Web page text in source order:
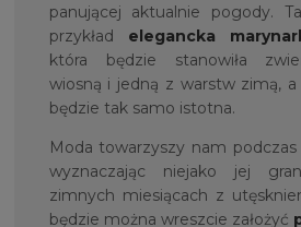
panującej aktualnie pogody.
przykład
elegancka
która będzie stanowiła
wiosną i jedną z warstw zimą,
będzie tak samo istotna.
Moda towarzyszy nam
wyznaczając niejako jej
zimnych miesiącach z
będzie można wreszcie założyć